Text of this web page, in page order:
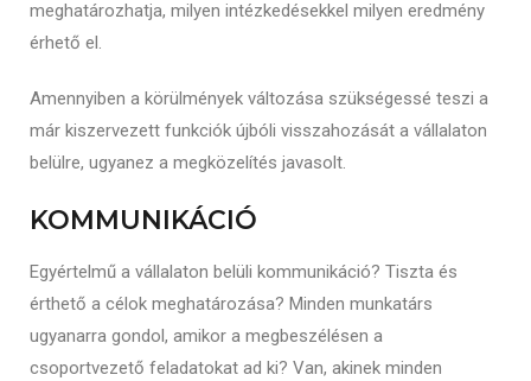
meghatározhatja, milyen intézkedésekkel milyen eredmény
érhető el.​
Amennyiben a körülmények változása szükségessé teszi a
már kiszervezett funkciók újbóli visszahozását a vállalaton
belülre, ugyanez a megközelítés javasolt.
KOMMUNIKÁCIÓ
Egyértelmű a vállalaton belüli kommunikáció? Tiszta és
érthető a célok meghatározása? Minden munkatárs
ugyanarra gondol, amikor a megbeszélésen a
csoportvezető feladatokat ad ki? Van, akinek minden